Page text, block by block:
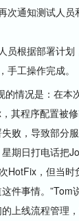
次通知测试人员
员根据部署计划
手工操作完成。
情况是：在本
其程序配置被
败，导致部分
期日打电话把
HotFix，但当
件事情。”Tom
上线流程管理